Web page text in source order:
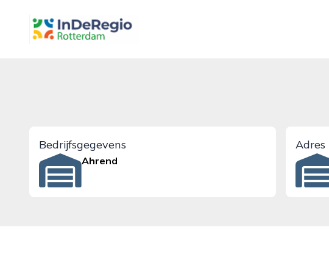
inderegiorotterdam.nl
Bedrijfsgegevens
Ahrend
Adres